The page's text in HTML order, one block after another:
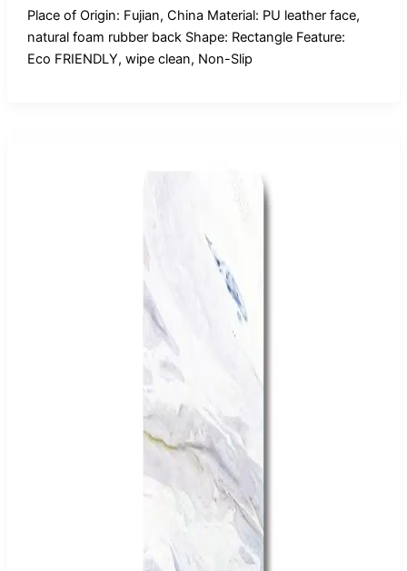
Place of Origin: Fujian, China Material: PU leather face,
natural foam rubber back Shape: Rectangle Feature:
Eco FRIENDLY, wipe clean, Non-Slip